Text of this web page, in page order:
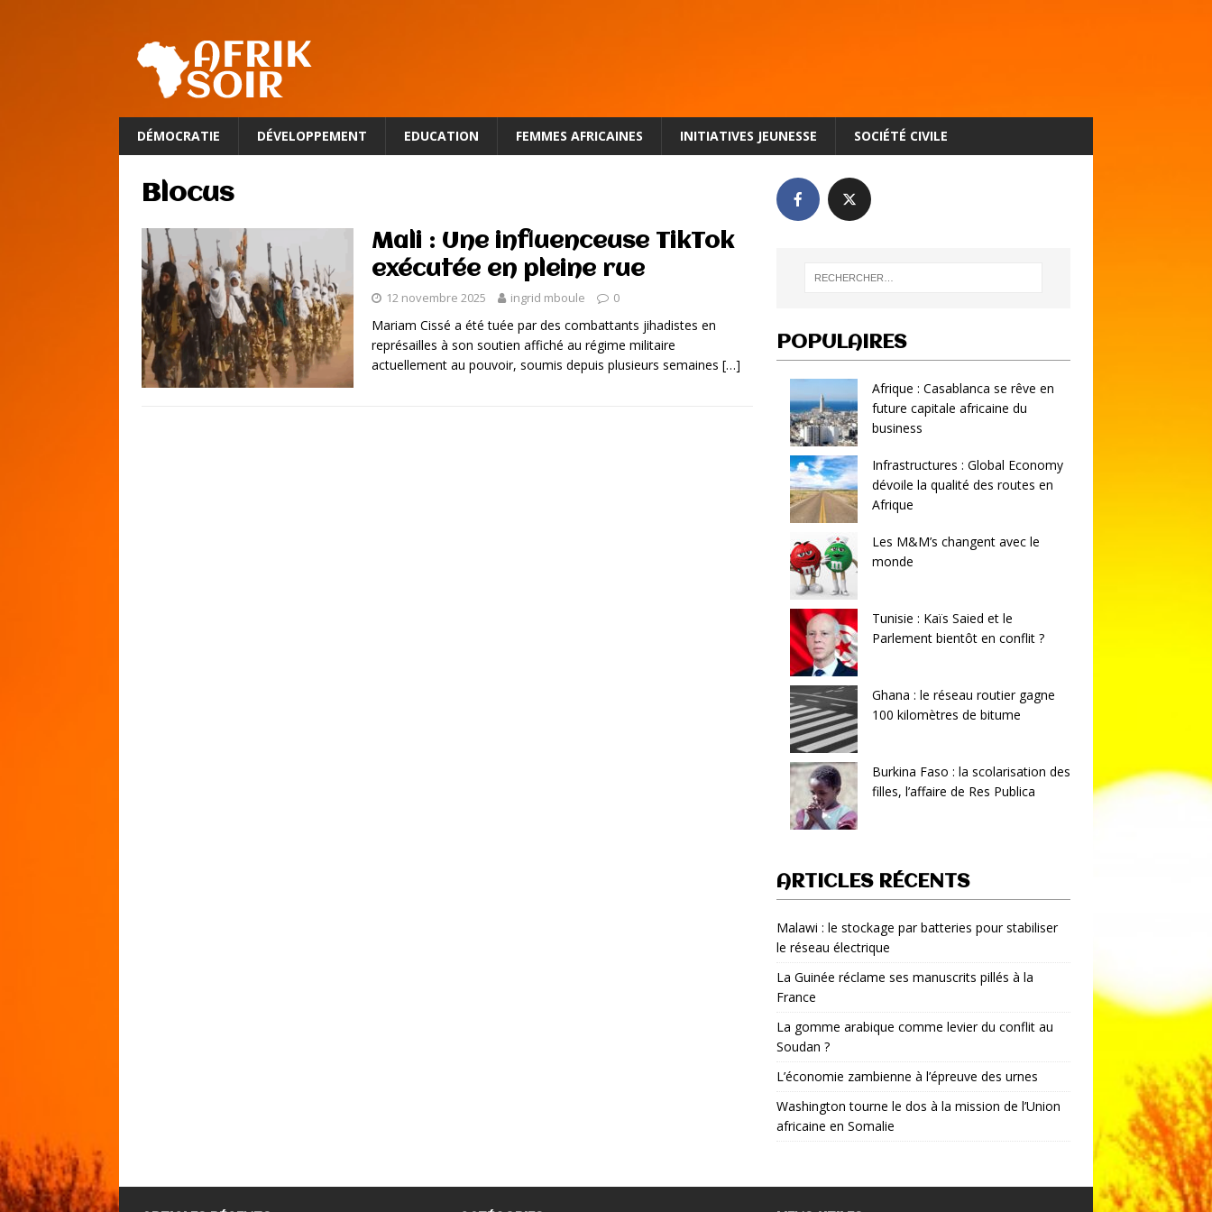
DÉMOCRATIE DÉVELOPPEMENT EDUCATION FEMMES AFRICAINES INITIATIVES JEUNESSE SOCIÉTÉ CIVILE
Blocus
Mali : Une influenceuse TikTok
exécutée en pleine rue
12 novembre 2025 ingrid mboule 0
Mariam Cissé a été tuée par des combattants jihadistes en
représailles à son soutien affiché au régime militaire
actuellement au pouvoir, soumis depuis plusieurs semaines […]
POPULAIRES
Afrique : Casablanca se rêve en
future capitale africaine du
business
Infrastructures : Global Economy
dévoile la qualité des routes en
Afrique
Les M&M’s changent avec le
monde
Tunisie : Kaïs Saied et le
Parlement bientôt en conflit ?
Ghana : le réseau routier gagne
100 kilomètres de bitume
Burkina Faso : la scolarisation des
filles, l’affaire de Res Publica
ARTICLES RÉCENTS
Malawi : le stockage par batteries pour stabiliser
le réseau électrique
La Guinée réclame ses manuscrits pillés à la
France
La gomme arabique comme levier du conflit au
Soudan ?
L’économie zambienne à l’épreuve des urnes
Washington tourne le dos à la mission de l’Union
africaine en Somalie